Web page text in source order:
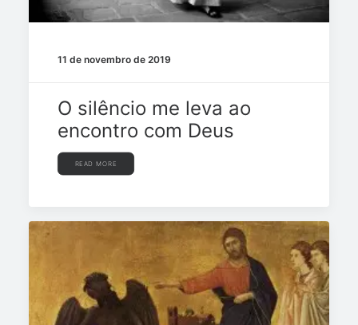
11 de novembro de 2019
O silêncio me leva ao
encontro com Deus
READ MORE